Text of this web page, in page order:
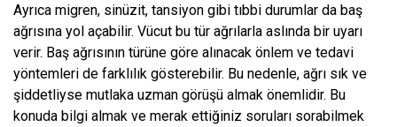
Ayrıca migren, sinüzit, tansiyon gibi tıbbi durumlar da baş
ağrısına yol açabilir. Vücut bu tür ağrılarla aslında bir uyarı
verir. Baş ağrısının türüne göre alınacak önlem ve tedavi
yöntemleri de farklılık gösterebilir. Bu nedenle, ağrı sık ve
şiddetliyse mutlaka uzman görüşü almak önemlidir. Bu
konuda bilgi almak ve merak ettiğiniz soruları sorabilmek